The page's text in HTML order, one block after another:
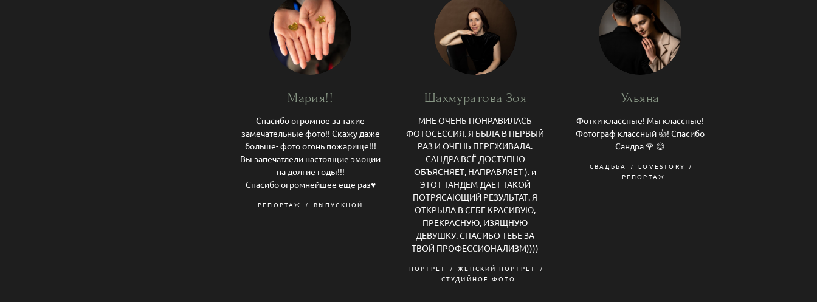
Мария!!
Спасибо огромное за такие
замечательные фото!! Скажу даже
больше- фото огонь пожарище!!!
Вы запечатлели настоящие эмоции
на долгие годы!!!
Спасибо огромнейшее еще раз♥️
РЕПОРТАЖ ВЫПУСКНОЙ
Шахмуратова Зоя
МНЕ ОЧЕНЬ ПОНРАВИЛАСЬ
ФОТОСЕССИЯ. Я БЫЛА В ПЕРВЫЙ
РАЗ И ОЧЕНЬ ПЕРЕЖИВАЛА.
САНДРА ВСЁ ДОСТУПНО
ОБЪЯСНЯЕТ, НАПРАВЛЯЕТ ). и
ЭТОТ ТАНДЕМ ДАЕТ ТАКОЙ
ПОТРЯСАЮЩИЙ РЕЗУЛЬТАТ. Я
ОТКРЫЛА В СЕБЕ КРАСИВУЮ,
ПРЕКРАСНУЮ, ИЗЯЩНУЮ
ДЕВУШКУ. СПАСИБО ТЕБЕ ЗА
ТВОЙ ПРОФЕССИОНАЛИЗМ))))
ПОРТРЕТ
ЖЕНСКИЙ ПОРТРЕТ
СТУДИЙНОЕ ФОТО
Ульяна
Фотки классные! Мы классные!
Фотограф классный 👍! Спасибо
Сандра 🌹 😊
СВАДЬБА
LOVESTORY
РЕПОРТАЖ